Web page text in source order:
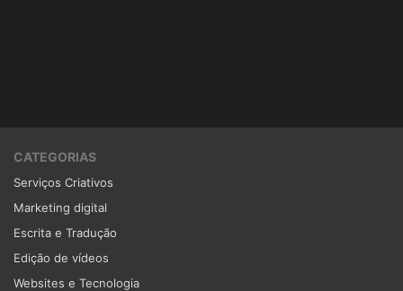
CATEGORIAS
Serviços Criativos
Marketing digital
Escrita e Tradução
Edição de vídeos
Websites e Tecnologia